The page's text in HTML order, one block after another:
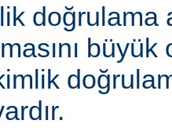
doğrulama